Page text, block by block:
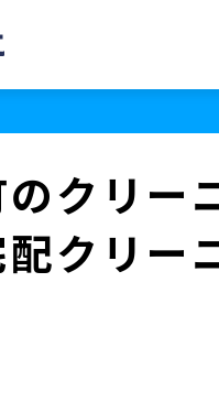
クリー
クリー